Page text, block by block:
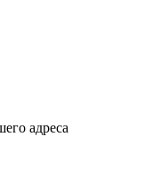
адреса